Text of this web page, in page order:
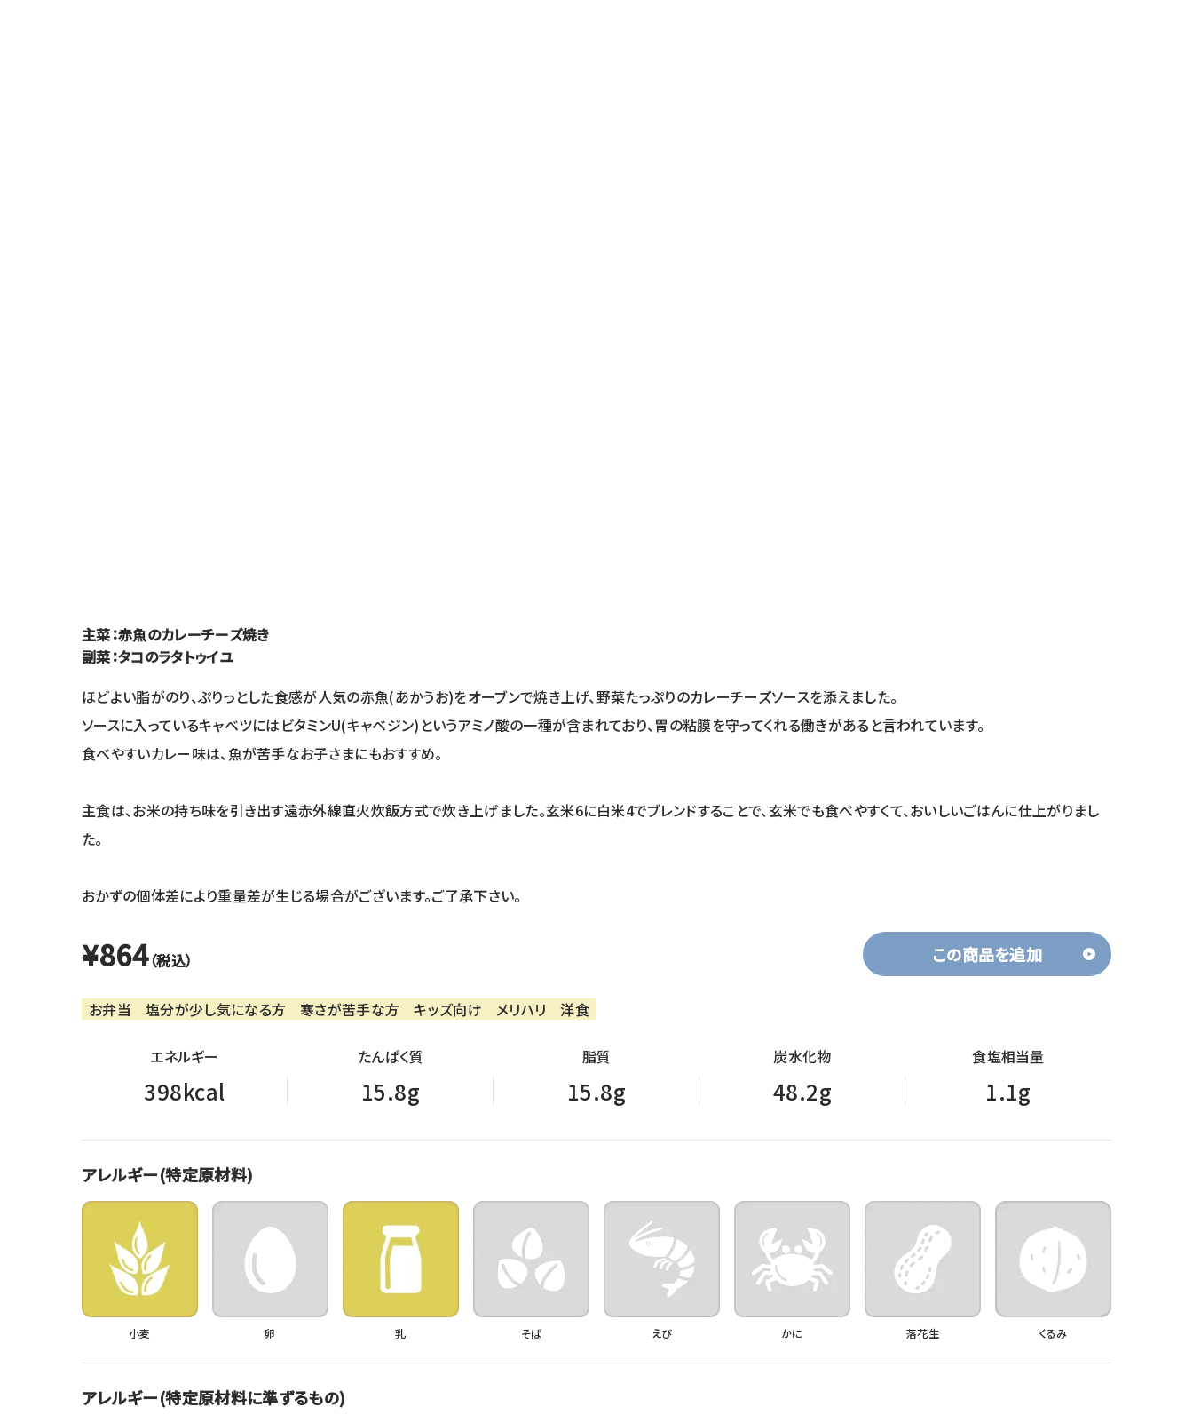
主菜：赤魚のカレーチーズ焼き
副菜：タコのラタトゥイユ
ほどよい脂がのり、ぷりっとした食感が人気の赤魚(あかうお)をオーブンで焼き上げ、野菜たっぷりのカレーチーズソースを添えました。
ソースに入っているキャベツにはビタミンU(キャベジン)というアミノ酸の一種が含まれており、胃の粘膜を守ってくれる働きがあると言われています。
食べやすいカレー味は、魚が苦手なお子さまにもおすすめ。
主食は、お米の持ち味を引き出す遠赤外線直火炊飯方式で炊き上げました。玄米6に白米4でブレンドすることで、玄米でも食べやすくて、おいしいごはんに仕上がりまし
た。
おかずの個体差により重量差が生じる場合がございます。ご了承下さい。
¥864（税込） この商品を追加
お弁当 塩分が少し気になる方 寒さが苦手な方 キッズ向け メリハリ 洋食
エネルギー
398kcal
たんぱく質
15.8g
脂質
15.8g
炭水化物
48.2g
食塩相当量
1.1g
アレルギー(特定原材料)
小麦 卵 乳 そば えび かに 落花生 くるみ
アレルギー(特定原材料に準ずるもの)